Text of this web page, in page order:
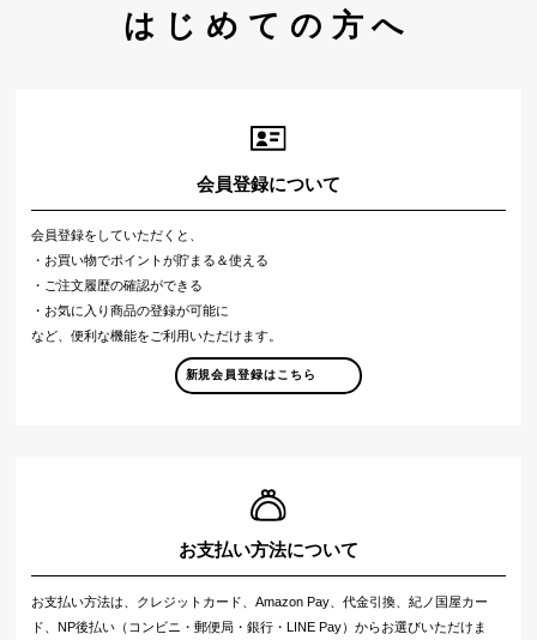
はじめての方へ
会員登録について
会員登録をしていただくと、
・お買い物でポイントが貯まる＆使える
・ご注文履歴の確認ができる
・お気に入り商品の登録が可能に
など、便利な機能をご利用いただけます。
新規会員登録はこちら
お支払い方法について
お支払い方法は、クレジットカード、Amazon Pay、代金引換、紀ノ国屋カー
ド、NP後払い（コンビニ・郵便局・銀行・LINE Pay）からお選びいただけま